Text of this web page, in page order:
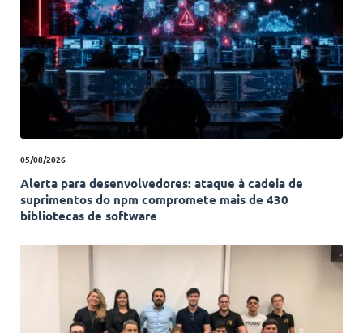
05/08/2026
Alerta para desenvolvedores: ataque à cadeia de
suprimentos do npm compromete mais de 430
bibliotecas de software